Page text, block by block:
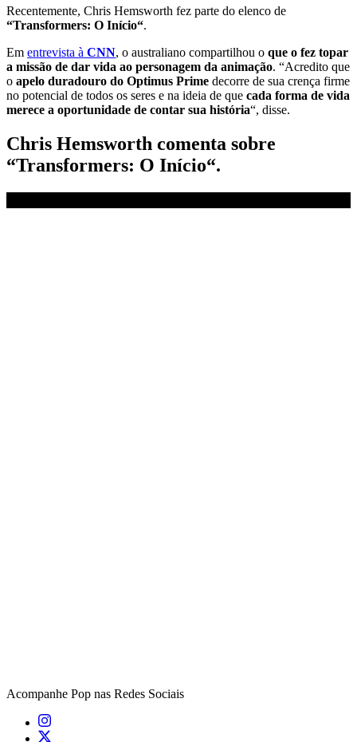
Recentemente, Chris Hemsworth fez parte do elenco de
“Transformers: O Início“.
Em entrevista à CNN, o australiano compartilhou o que o fez topar
a missão de dar vida ao personagem da animação. “Acredito que
o apelo duradouro do Optimus Prime decorre de sua crença firme
no potencial de todos os seres e na ideia de que cada forma de vida
merece a oportunidade de contar sua história“, disse.
Chris Hemsworth comenta sobre
“Transformers: O Início“.
Acompanhe Pop nas Redes Sociais